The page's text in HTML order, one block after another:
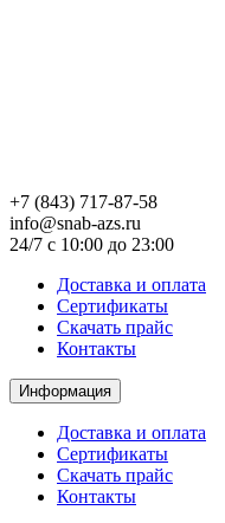
+7 (843) 717-87-58
info@snab-azs.ru
24/7 с 10:00 до 23:00
Доставка и оплата
Сертификаты
Скачать прайс
Контакты
Информация
Доставка и оплата
Сертификаты
Скачать прайс
Контакты